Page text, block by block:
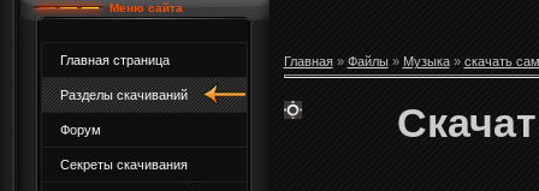
Меню сайта
Главная страница
Разделы скачиваний
Форум
Секреты скачивания
Главная» Файлы» Музыка» скачать